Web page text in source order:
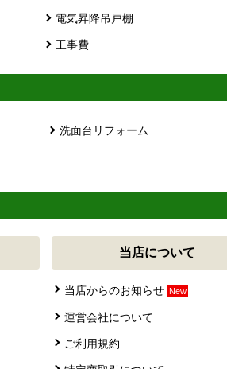
電気昇降吊戸棚
工事費
洗面台リフォーム
当店について
当店からのお知らせ New
運営会社について
ご利用規約